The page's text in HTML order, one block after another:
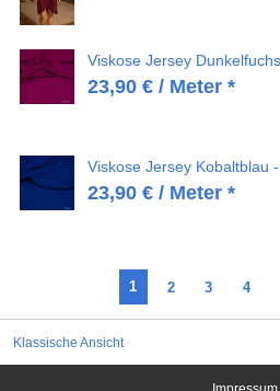
Viskose Jersey
23,90 €/ Meter *
Viskose Jersey Kobaltblau
23,90 €/ Meter *
1 2 3 4
Klassische Ansicht